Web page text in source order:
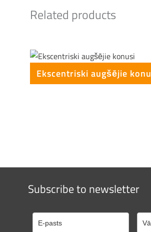
Related products
Ekscentriski augšējie
Subscribe to newsletter